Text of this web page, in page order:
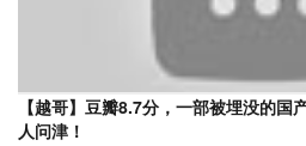
【越哥】豆瓣8.7分，一部被埋没的国
人问津！